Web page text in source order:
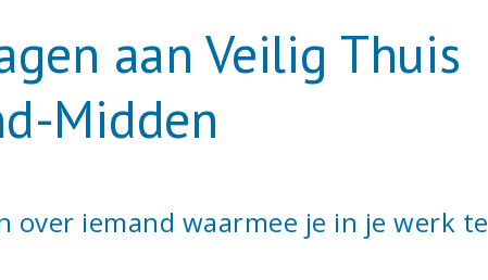
aan Veilig Thuis
Midden
over iemand waarmee je in je werk te